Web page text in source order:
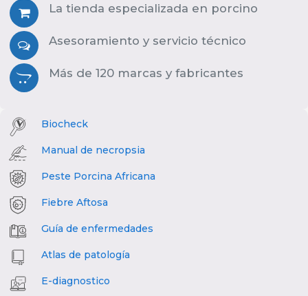
La tienda especializada en porcino
Asesoramiento y servicio técnico
Más de 120 marcas y fabricantes
Biocheck
Manual de necropsia
Peste Porcina Africana
Fiebre Aftosa
Guía de enfermedades
Atlas de patología
E-diagnostico